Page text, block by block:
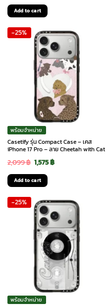
price
was:
2,099 ฿.1,575 ฿.
Add to cart
-25%
พร้อมจำหน่าย
Casetify รุ่น Compact Case – เคส
iPhone 17 Pro – ลาย Cheetah with Cat
2,099฿ Original
price
was:
2,099 ฿.
1,575฿Current
1,575 ฿.
Add to cart
-25%
พร้อมจำหน่าย